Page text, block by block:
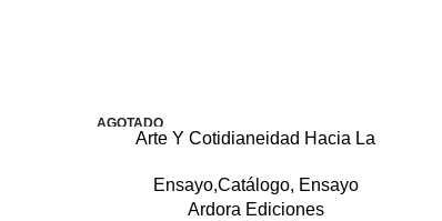
AGOTADO
Arte Y Cotidianeidad Hacia La
Ensayo,Catálogo, Ensayo
Ardora Ediciones